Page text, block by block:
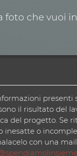
che vuoi
presenti
il risultato del
del progetto. Se
inesatte o
con una